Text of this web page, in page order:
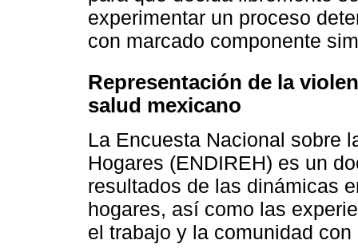
experimentar un proceso
con marcado componente
Representación de la
salud mexicano
La Encuesta Nacional sobre
Hogares (ENDIREH) es un
resultados de las dinámicas
hogares, así como las
el trabajo y la comunidad